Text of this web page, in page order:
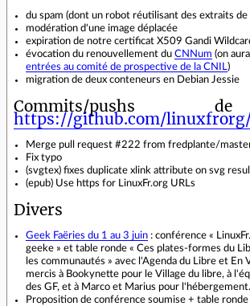
du spam (dont un robot réutilisant des extraits de
modération d'une image déplacée
expiration de notre certificat X509 Gandi
évocation du renouvellement du CNNum (on
entrées au comité de prospective de la CNIL )
migration de deux conteneurs en Debian Jessie
Commits/pushs
https://github.com/
Merge pull request #222 from fredplante/
Fix typo
(svgtex) fixes duplicate xlink attribute on svg
(epub) Use https for LinuxFr.org URLs
Divers
Geek Faëries du 1 au 3 juin : conférence «
geeke » et table ronde « Ces plates‐formes du
les communautés » avec l'Agenda du Libre et En
mercis à Bookynette pour le Village du libre, à
des GF, et à Marco et Marius pour l'hébergement.
Proposition de conférence soumise + table